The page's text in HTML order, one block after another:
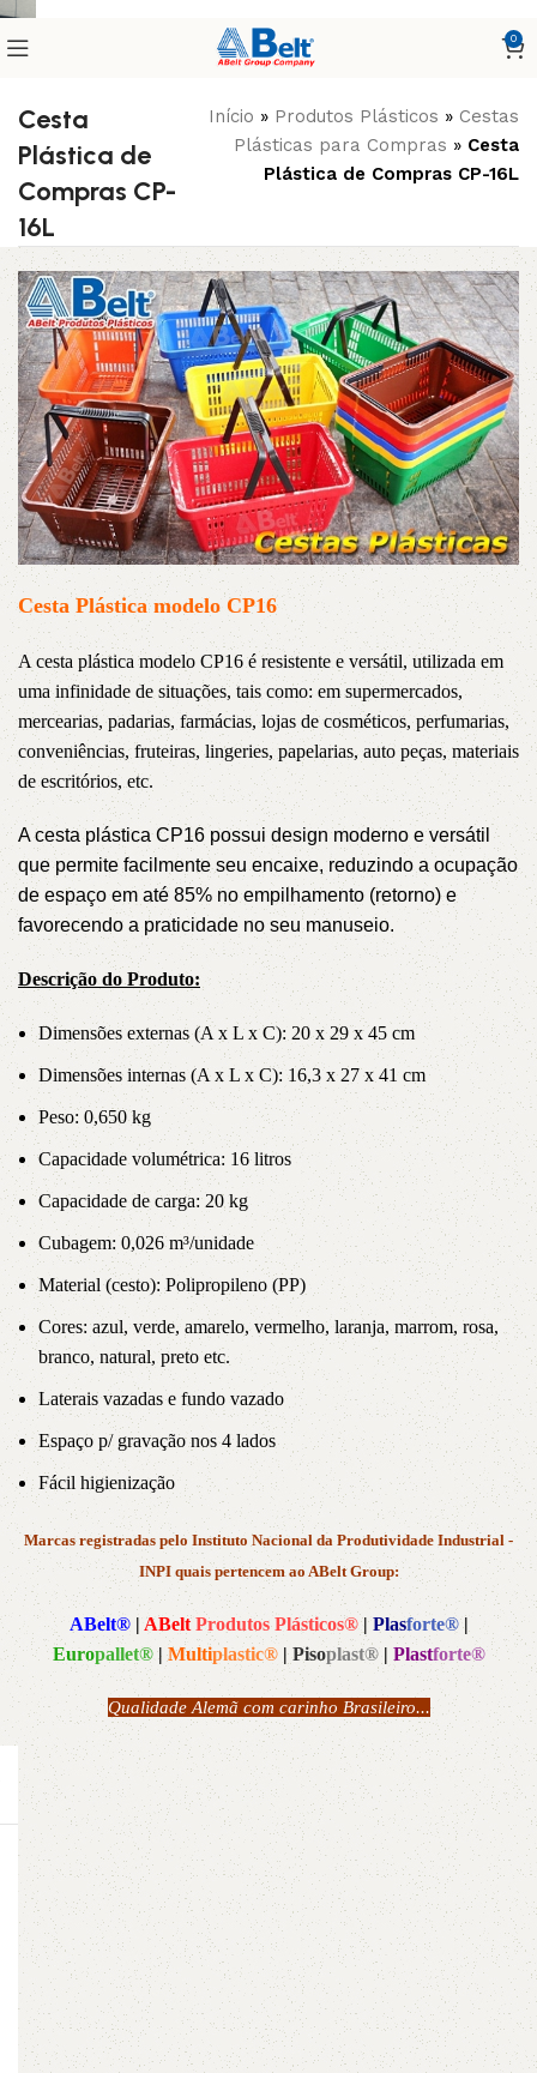
0
Cesta
Plástica de
Compras CP-
16L
Início » Produtos Plásticos » Cestas
Plásticas para Compras » Cesta
Plástica de Compras CP-16L
Cesta Plástica modelo CP16
A cesta plástica modelo CP16 é resistente e versátil, utilizada em
uma infinidade de situações, tais como: em supermercados,
mercearias, padarias, farmácias, lojas de cosméticos, perfumarias,
conveniências, fruteiras, lingeries, papelarias, auto peças, materiais
de escritórios, etc.
A cesta plástica CP16 possui design moderno e versátil
que permite facilmente seu encaixe, reduzindo a ocupação
de espaço em até 85% no empilhamento (retorno) e
favorecendo a praticidade no seu manuseio.
Descrição do Produto:
Dimensões externas (A x L x C): 20 x 29 x 45 cm
Dimensões internas (A x L x C): 16,3 x 27 x 41 cm
Peso: 0,650 kg
Capacidade volumétrica: 16 litros
Capacidade de carga: 20 kg
Cubagem: 0,026 m³/unidade
Material (cesto): Polipropileno (PP)
Cores: azul, verde, amarelo, vermelho, laranja, marrom, rosa,
branco, natural, preto etc.
Laterais vazadas e fundo vazado
Espaço p/ gravação nos 4 lados
Fácil higienização
Marcas registradas pelo Instituto Nacional da Produtividade Industrial -
INPI quais pertencem ao ABelt Group:
ABelt®| ABeltProdutos Plásticos®|Plasforte® |
Europallet® | Multiplastic® | Pisoplast® | Plastforte®
Qualidade Alemã com carinho Brasileiro...